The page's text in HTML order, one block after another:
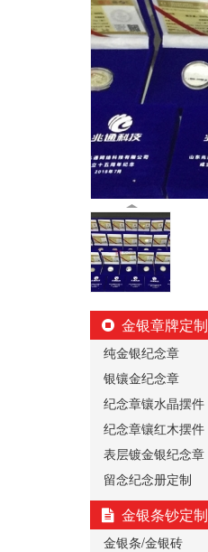
金银章牌定制
纯金银纪念章
银镶金纪念章
纪念章镶水晶摆件
纪念章镶红木摆件
表层镀金银纪念章
留念纪念册定制
金银条钞定制
金银条/金银砖